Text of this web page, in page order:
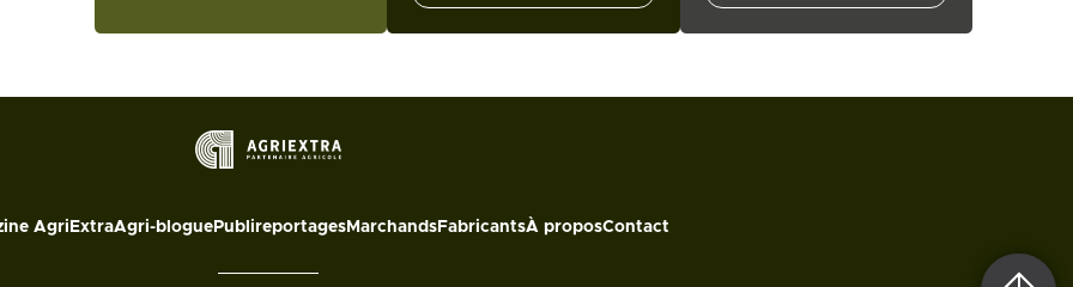
AgriExtraAgri-blogue Publireportages Marchands FabricantsÀ proposContact